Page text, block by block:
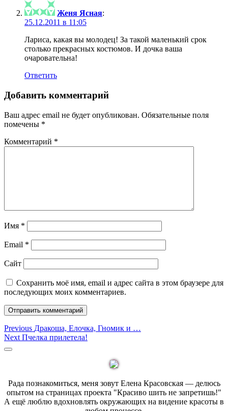
Женя Ясная:
25.12.2011 в 11:05
Лариса, какая вы молодец! За такой маленький срок
столько прекрасных костюмов. И дочка ваша
очаровательна!
Ответить
Добавить комментарий
Ваш адрес email не будет опубликован. Обязательные поля
помечены *
Комментарий *
Имя *
Email *
Сайт
Сохранить моё имя, email и адрес сайта в этом браузере для
последующих моих комментариев.
Навигация
по
Previous Previous
post:
Дракоша, Елочка, Гномик и …
Next Next
Пчелка прилетела!
Sidebar
Рада познакомиться, меня зовут Елена Красовская — делюсь
опытом на страницах проекта "Красиво шить не запретишь!"
А ещё люблю вдохновлять окружающих на видение красоты в